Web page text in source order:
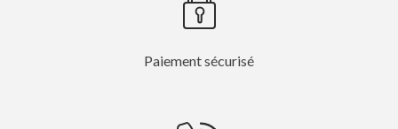
Paiement sécurisé